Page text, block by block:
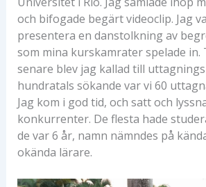
och bifogade begärt videoclip. Jag
presentera en danstolkning av
som mina kurskamrater spelade in.
senare blev jag kallad till
hundratals sökande var vi 60
Jag kom i god tid, och satt och
konkurrenter. De flesta hade
de var 6 år, namn nämndes på
okända lärare.